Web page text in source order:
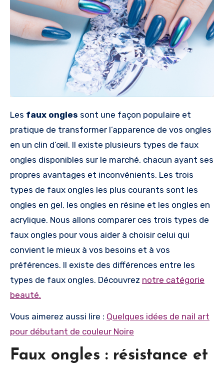
Les faux ongles sont une façon populaire et
pratique de transformer l’apparence de vos ongles
en un clin d’œil. Il existe plusieurs types de faux
ongles disponibles sur le marché, chacun ayant ses
propres avantages et inconvénients. Les trois
types de faux ongles les plus courants sont les
ongles en gel, les ongles en résine et les ongles en
acrylique. Nous allons comparer ces trois types de
faux ongles pour vous aider à choisir celui qui
convient le mieux à vos besoins et à vos
préférences. Il existe des différences entre les
types de faux ongles. Découvrez notre catégorie
beauté.
Vous aimerez aussi lire : Quelques idées de nail art
pour débutant de couleur Noire
Faux ongles : résistance et